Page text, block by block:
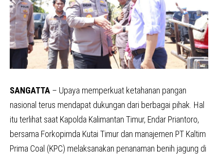
SANGATTA – Upaya memperkuat ketahanan pangan
nasional terus mendapat dukungan dari berbagai pihak. Hal
itu terlihat saat Kapolda Kalimantan Timur, Endar Priantoro,
bersama Forkopimda Kutai Timur dan manajemen PT Kaltim
Prima Coal (KPC) melaksanakan penanaman benih jagung di